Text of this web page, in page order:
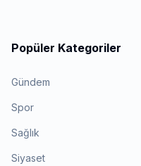
Popüler Kategoriler
Gündem
Spor
Sağlık
Siyaset